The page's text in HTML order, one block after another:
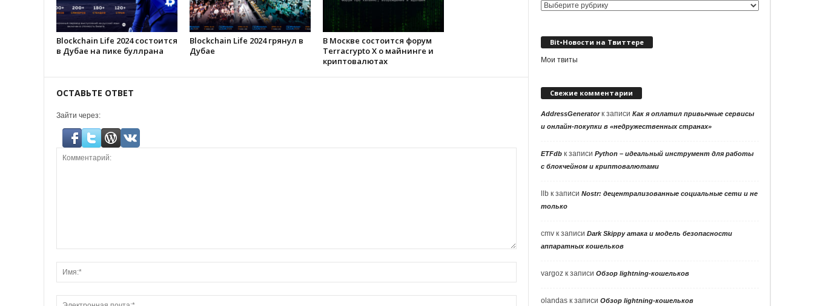
Blockchain Life 2024 состоится
в Дубае на пике буллрана
Blockchain Life 2024 грянул в
Дубае
В Москве состоится форум
Terracrypto X о майнинге и
криптовалютах
ОСТАВЬТЕ ОТВЕТ
Зайти через:
Выбор
Bit•Новости на Твиттере
Мои твиты
Свежие комментарии
AddressGeneratorк записиКак я оплатил привычные сервисы
и онлайн-покупки в «недружественных странах»
ETFdb к записиPython – идеальный инструмент для работы
с блокчейном и криптовалютами
llb к записиNostr: децентрализованные социальные сети и не
только
cmv к записиDark Skippy атака и модель безопасности
аппаратных кошельков
vargoz к записиОбзор lightning-кошельков
olandas к записиОбзор lightning-кошельков